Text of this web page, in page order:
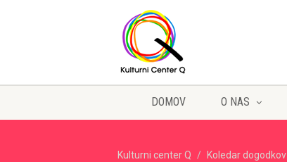
DOMOV O NAS
Kulturni center Q Koledar dogodkov